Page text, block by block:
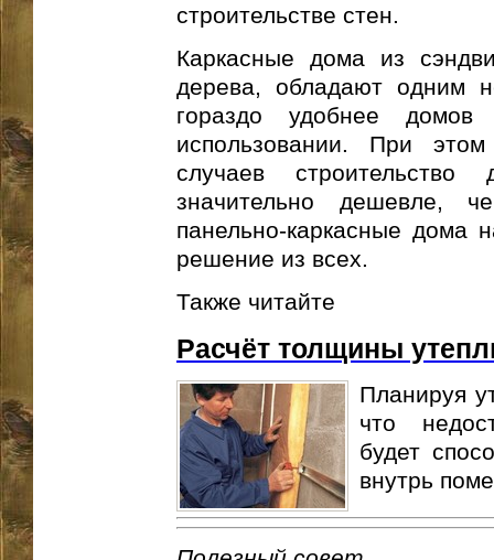
строительстве стен.
Каркасные дома из
дерева, обладают одним
гораздо удобнее
использовании. При
случаев строительство
значительно дешевле,
панельно-каркасные дома
решение из всех.
Также читайте
Расчёт толщины
Планируя
что
будет
внутрь